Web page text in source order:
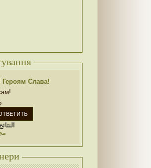
Героям Слава!
النتائج